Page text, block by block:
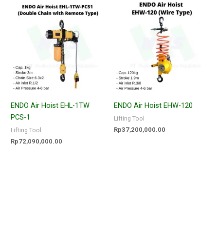
ENDO Air Hoist EHL-1TW
PCS-1
Lifting Tool
Rp72,090,000.00
ENDO Air Hoist EHW-120
Lifting Tool
Rp37,200,000.00